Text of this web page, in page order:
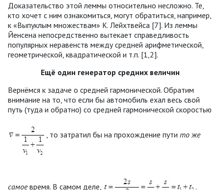
Доказательство этой леммы относительно несложно. Те,
кто хочет с ним ознакомиться, могут обратиться, например,
к «Выпуклым множествам» К. Лейхтвейса [7]. Из леммы
Йенсена непосредственно вытекает справедливость
популярных неравенств между средней арифметической,
геометрической, квадратической и т.п. [1,2].
Ещё один генератор средних величин
Вернёмся к задаче о средней гармонической. Обратим
внимание на то, что если бы автомобиль ехал весь свой
путь (туда и обратно) со средней гармонической скоростью
, то затратил бы на прохождение пути то же
самоевремя. В самом деле, .